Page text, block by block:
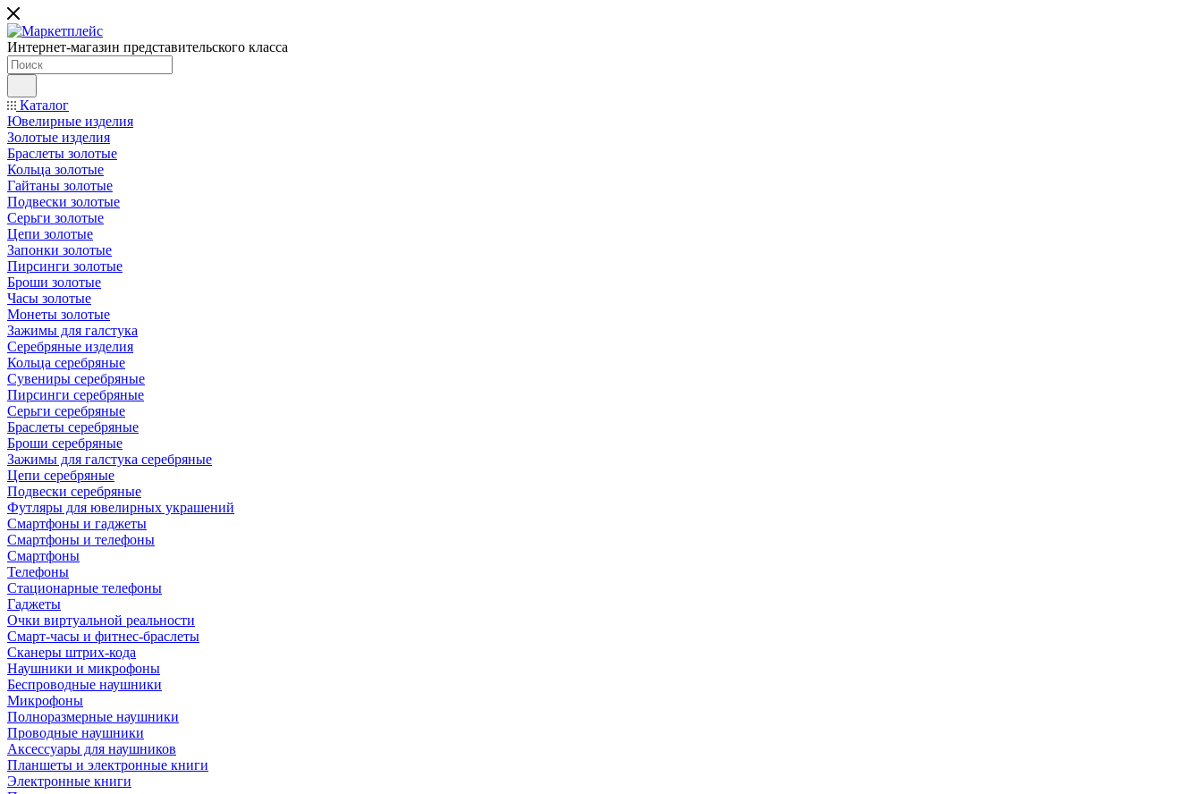
Интернет-магазин представительского класса
Каталог
Ювелирные изделия
Золотые изделия
Браслеты золотые
Кольца золотые
Гайтаны золотые
Подвески золотые
Серьги золотые
Цепи золотые
Запонки золотые
Пирсинги золотые
Броши золотые
Часы золотые
Монеты золотые
Зажимы для галстука
Серебряные изделия
Кольца серебряные
Сувениры серебряные
Пирсинги серебряные
Серьги серебряные
Браслеты серебряные
Броши серебряные
Зажимы для галстука серебряные
Цепи серебряные
Подвески серебряные
Футляры для ювелирных украшений
Смартфоны и гаджеты
Смартфоны и телефоны
Смартфоны
Телефоны
Стационарные телефоны
Гаджеты
Очки виртуальной реальности
Смарт-часы и фитнес-браслеты
Сканеры штрих-кода
Наушники и микрофоны
Беспроводные наушники
Микрофоны
Полноразмерные наушники
Проводные наушники
Аксессуары для наушников
Планшеты и электронные книги
Электронные книги